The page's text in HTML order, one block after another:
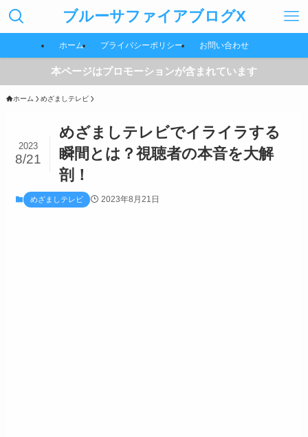
ブルーサファイアブログX
ホーム プライバシーポリシー お問い合わせ
本ページはプロモーションが含まれています
ホーム めざましテレビ
めざましテレビでイライラする
瞬間とは？視聴者の本音を大解
剖！
2023
8/21
めざましテレビ 2023年8月21日